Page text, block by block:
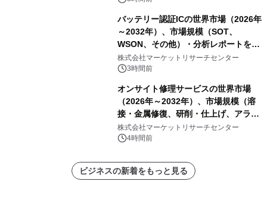
バッテリー認証ICの世界市場（2026年
～2032年）、市場規模（SOT、
WSON、その他）・分析レポートを発
表
株式会社マーケットリサーチセンター
3時間前
オンサイト修理サービスの世界市場
（2026年～2032年）、市場規模（溶
接・金属修復、研削・仕上げ、アライ
メント、その他）・分析レポートを発
表
株式会社マーケットリサーチセンター
4時間前
ビジネスの新着をもっと見る